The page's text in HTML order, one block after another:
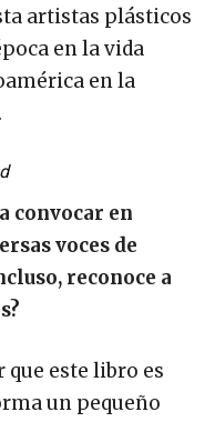
artistas plásticos
en la vida
en la
convocar en
voces de
reconoce a
que este libro es
un pequeño